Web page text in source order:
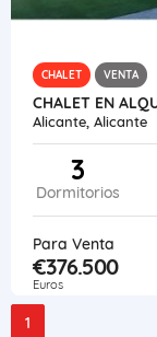
CHALET VENTA
Alicante, Alicante
3
Dormitorios
Para Venta
€376.500
Euros
1